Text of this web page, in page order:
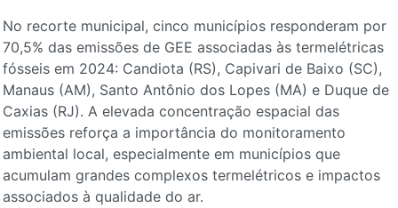
No recorte municipal, cinco municípios responderam por
70,5% das emissões de GEE associadas às termelétricas
fósseis em 2024: Candiota (RS), Capivari de Baixo (SC),
Manaus (AM), Santo Antônio dos Lopes (MA) e Duque de
Caxias (RJ). A elevada concentração espacial das
emissões reforça a importância do monitoramento
ambiental local, especialmente em municípios que
acumulam grandes complexos termelétricos e impactos
associados à qualidade do ar.